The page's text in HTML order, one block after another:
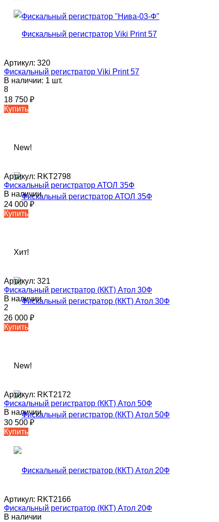
Артикул: 320
Фискальный регистратор Viki Print 57
В наличии: 1 шт.
8
18 750 ₽
Купить
New!
Артикул: RKT2798
Фискальный регистратор АТОЛ 35Ф
В наличии
24 000 ₽
Купить
Хит!
Артикул: 321
Фискальный регистратор (ККТ) Атол 30Ф
В наличии
2
26 000 ₽
Купить
New!
Артикул: RKT2172
Фискальный регистратор (ККТ) Атол 50Ф
В наличии
30 500 ₽
Купить
Артикул: RKT2166
Фискальный регистратор (ККТ) Атол 20Ф
В наличии